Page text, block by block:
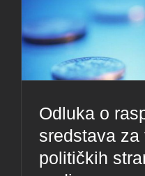
Odluka o
sredstava
političkih